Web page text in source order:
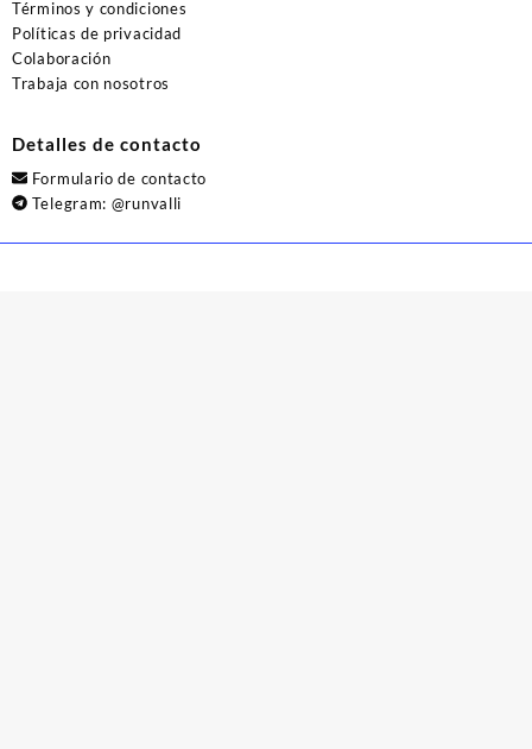
Términos y condiciones
Políticas de privacidad
Colaboración
Trabaja con nosotros
Detalles de contacto
Formulario de contacto
Telegram: @runvalli